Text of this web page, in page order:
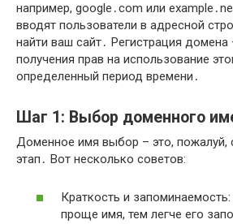
например, google․com или
вводят пользователи в адресной
найти ваш сайт․ Регистрация домена
получения прав на использование
определенный период времени․
Шаг 1: Выбор доменного
Доменное имя выбор – это,
этап․ Вот несколько советов:
Краткость и
проще имя, тем легче его